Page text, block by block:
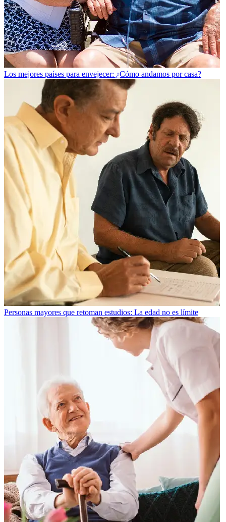
Los mejores países para envejecer: ¿Cómo andamos por casa?
Personas mayores que retoman estudios: La edad no es límite